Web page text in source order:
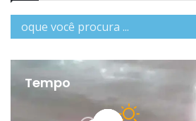
Tempo